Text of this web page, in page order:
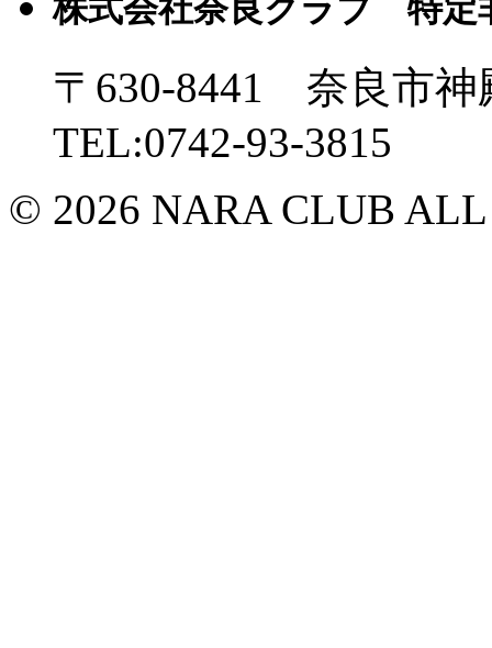
株式会社奈良クラブ 特定
〒630-8441 奈良市
TEL:0742-93-3815
© 2026 NARA CLUB ALL